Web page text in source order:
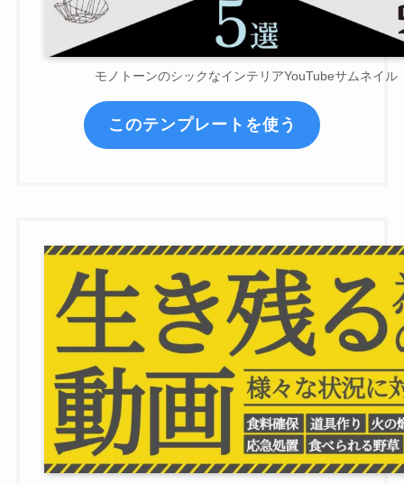
モノトーンのシックなインテリアYouTubeサムネイル
このテンプレートを使う